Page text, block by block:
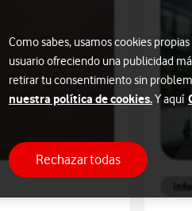
Como sabes, usamos cookies
usuario ofreciendo una publicidad
retirar tu consentimiento sin
nuestra política de cookies.Y aquí
Rechazar todas